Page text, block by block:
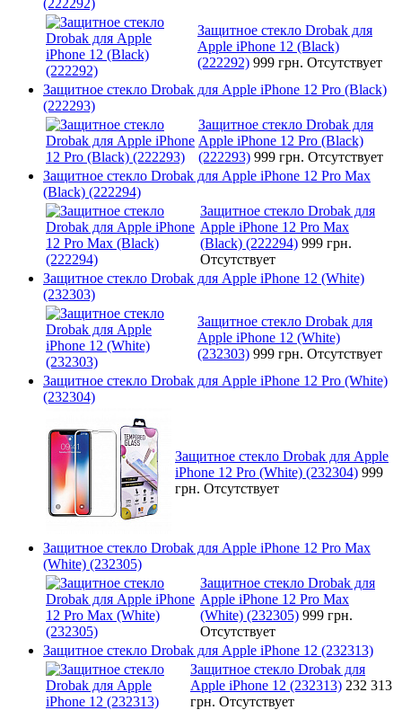
Защитное стекло Drobak для
Apple iPhone 12 (Black)
(222292) 999 грн. Отсутствует
Защитное стекло Drobak для Apple iPhone 12 Pro (Black)
(222293)
Защитное стекло Drobak для
Apple iPhone 12 Pro (Black)
(222293) 999 грн. Отсутствует
Защитное стекло Drobak для Apple iPhone 12 Pro Max
(Black) (222294)
Защитное стекло Drobak для
Apple iPhone 12 Pro Max
(Black) (222294) 999 грн.
Отсутствует
Защитное стекло Drobak для Apple iPhone 12 (White)
(232303)
Защитное стекло Drobak для
Apple iPhone 12 (White)
(232303) 999 грн. Отсутствует
Защитное стекло Drobak для Apple iPhone 12 Pro (White)
(232304)
Защитное стекло Drobak для Apple
iPhone 12 Pro (White) (232304) 999
грн. Отсутствует
Защитное стекло Drobak для Apple iPhone 12 Pro Max
(White) (232305)
Защитное стекло Drobak для
Apple iPhone 12 Pro Max
(White) (232305) 999 грн.
Отсутствует
Защитное стекло Drobak для Apple iPhone 12 (232313)
Защитное стекло Drobak для
Apple iPhone 12 (232313) 232 313
грн. Отсутствует